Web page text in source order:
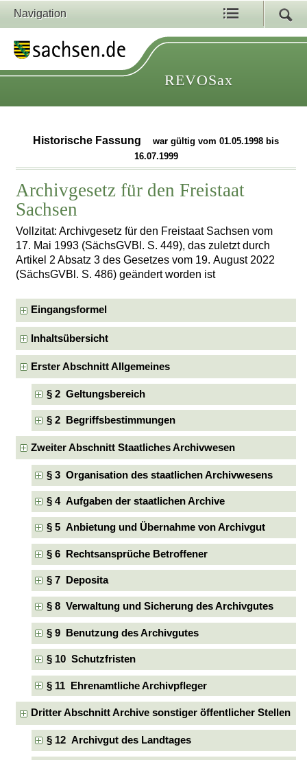
Navigation
REVOSax
Historische Fassung
war gültig vom 01.05.1998 bis
16.07.1999
Archivgesetz für den Freistaat
Sachsen
Vollzitat: Archivgesetz für den Freistaat Sachsen vom
17. Mai 1993 (SächsGVBl. S. 449), das zuletzt durch
Artikel 2 Absatz 3 des Gesetzes vom 19. August 2022
(SächsGVBl. S. 486) geändert worden ist
Eingangsformel
Inhaltsübersicht
Erster Abschnitt Allgemeines
§ 2 Geltungsbereich
§ 2 Begriffsbestimmungen
Zweiter Abschnitt Staatliches Archivwesen
§ 3 Organisation des staatlichen Archivwesens
§ 4 Aufgaben der staatlichen Archive
§ 5 Anbietung und Übernahme von Archivgut
§ 6 Rechtsansprüche Betroffener
§ 7 Deposita
§ 8 Verwaltung und Sicherung des Archivgutes
§ 9 Benutzung des Archivgutes
§ 10 Schutzfristen
§ 11 Ehrenamtliche Archivpfleger
Dritter Abschnitt Archive sonstiger öffentlicher Stellen
§ 12 Archivgut des Landtages